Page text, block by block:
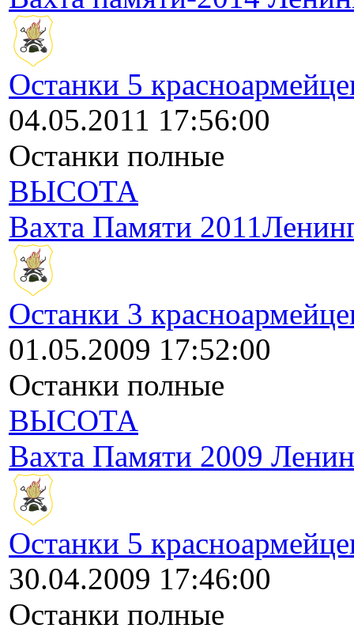
Останки 5
04.05.2011 17:56:00
Останки полные
ВЫСОТА
Вахта Памяти
Останки 3
01.05.2009 17:52:00
Останки полные
ВЫСОТА
Вахта Памяти 2009
Останки 5
30.04.2009 17:46:00
Останки полные